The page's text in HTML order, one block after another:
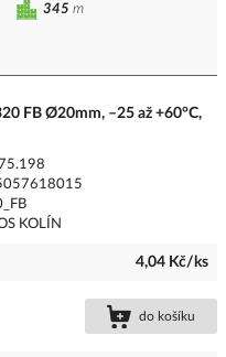
345 m
FB Ø20mm, –25 až +60°C,
KOLÍN
4,04 Kč/ks
do košíku